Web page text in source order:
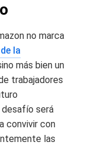
no marca
la
más bien un
trabajadores
desafío será
convivir con
las